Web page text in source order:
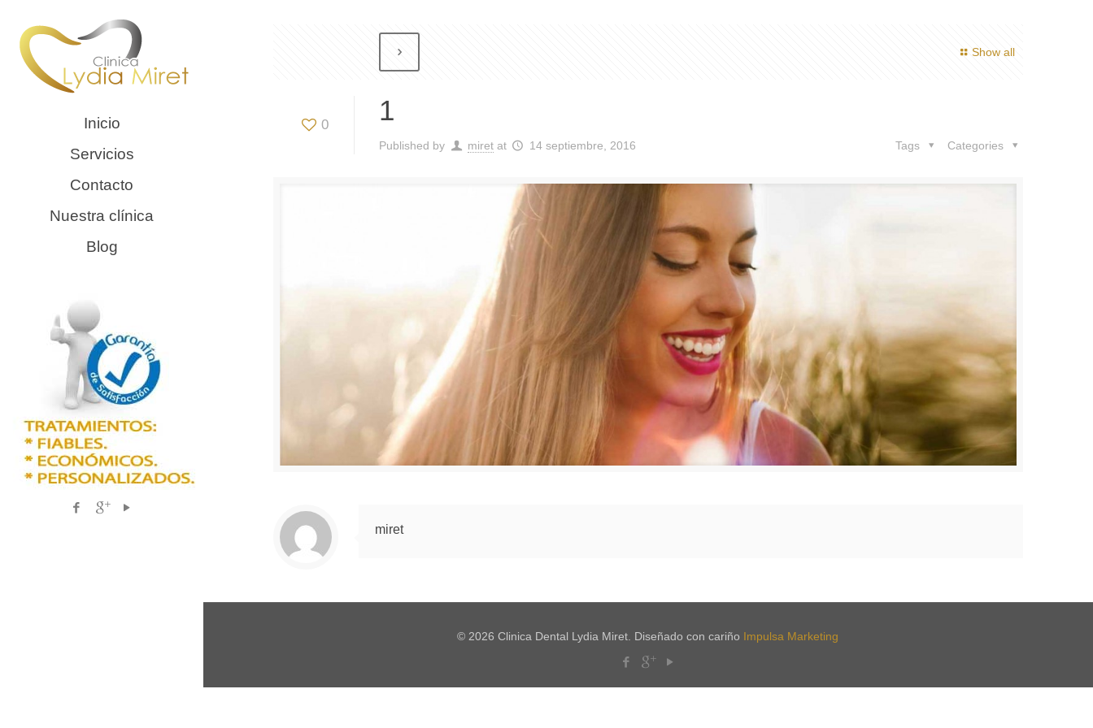
Inicio
Servicios
Contacto
Nuestra clínica
Blog
Show all
0 1
Published by miret at 14 septiembre, 2016 Categories
Tags
miret
© 2026 Clinica Dental Lydia Miret. Diseñado con cariño Impulsa Marketing